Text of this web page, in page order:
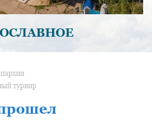
турнир